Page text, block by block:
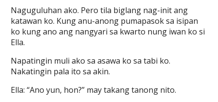
Naguguluhan ako. Pero tila biglang nag-init ang
katawan ko. Kung anu-anong pumapasok sa isipan
ko kung ano ang nangyari sa kwarto nung iwan ko si
Ella.
Napatingin muli ako sa asawa ko sa tabi ko.
Nakatingin pala ito sa akin.
Ella: “Ano yun, hon?” may takang tanong nito.